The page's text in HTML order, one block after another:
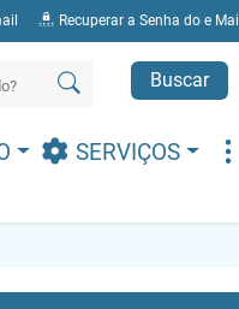
Recuperar a Senha do e Mail
Buscar
SERVIÇOS